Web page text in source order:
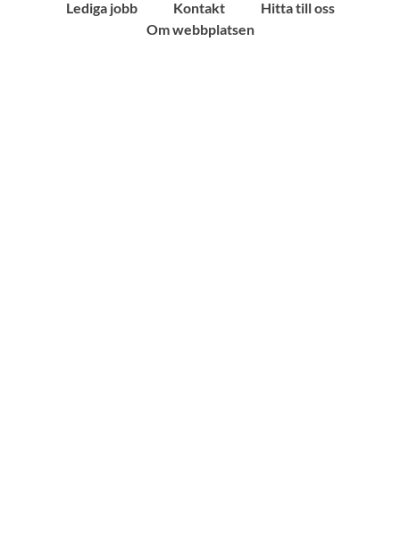
Lediga jobb Kontakt
Hitta till oss
Om webbplatsen